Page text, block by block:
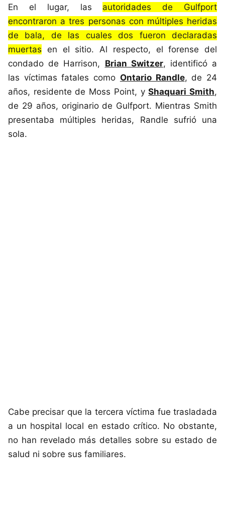
En el lugar, las autoridades de Gulfport
encontraron a tres personas con múltiples heridas
de bala, de las cuales dos fueron declaradas
muertas en el sitio. Al respecto, el forense del
condado de Harrison, Brian Switzer, identificó a
las víctimas fatales como Ontario Randle, de 24
años, residente de Moss Point, yShaquari Smith,
de 29 años, originario de Gulfport. Mientras Smith
presentaba múltiples heridas, Randle sufrió una
sola.
Cabe precisar que la tercera víctima fue trasladada
a un hospital local en estado crítico. No obstante,
no han revelado más detalles sobre su estado de
salud ni sobre sus familiares.